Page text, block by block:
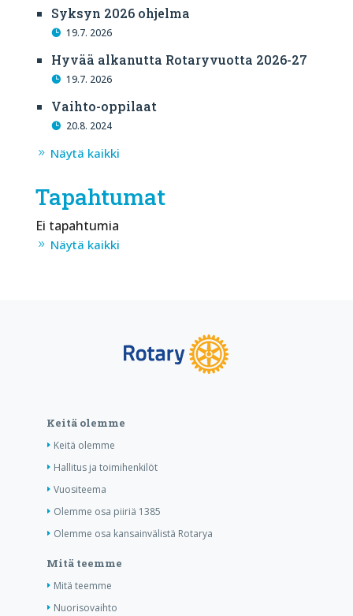
Syksyn 2026 ohjelma
19.7. 2026
Hyvää alkanutta Rotaryvuotta 2026-27
19.7. 2026
Vaihto-oppilaat
20.8. 2024
Näytä kaikki
Tapahtumat
Ei tapahtumia
Näytä kaikki
Keitä olemme
Keitä olemme
Hallitus ja toimihenkilöt
Vuositeema
Olemme osa piiriä 1385
Olemme osa kansainvälistä Rotarya
Mitä teemme
Mitä teemme
Nuorisovaihto